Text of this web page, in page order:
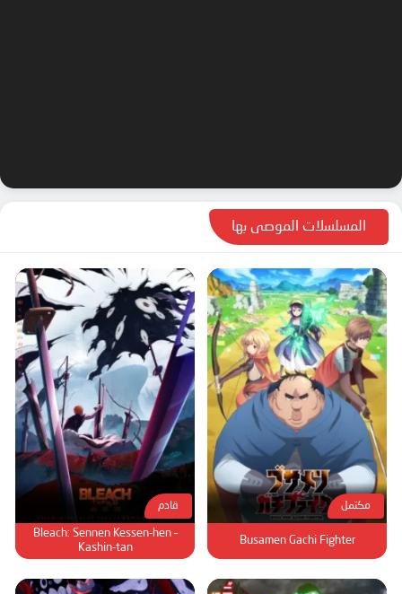
المسلسلات الموصى بها
مكتمل
Busamen Gachi Fighter
قادم
Bleach: Sennen Kessen-hen –
Kashin-tan